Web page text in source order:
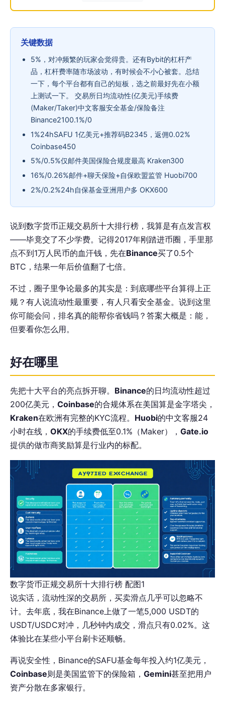
关键数据
5%，对冲频繁的玩家会觉得贵。还有Bybit的杠杆产
品，杠杆费率随市场波动，有时候会不小心被套。总结
一下，每个平台都有自己的短板，选之前最好先在小额
上测试一下。 交易所日均流动性(亿美元)手续费
(Maker/Taker)中文客服安全基金/保险备注
Binance2100.1%/0
1%24hSAFU 1亿美元+推荐码B2345，返佣0.02%
Coinbase450
5%/0.5%仅邮件美国保险合规度最高 Kraken300
16%/0.26%邮件+聊天保险+自保欧盟监管 Huobi700
2%/0.2%24h自保基金亚洲用户多 OKX600
说到数字货币正规交易所十大排行榜，我算是有点发言权
——毕竟交了不少学费。记得2017年刚踏进币圈，手里那
点不到1万人民币的血汗钱，先在Binance买了0.5个
BTC，结果一年后价值翻了七倍。
不过，圈子里争论最多的其实是：到底哪些平台算得上正
规？有人说流动性最重要，有人只看安全基金。说到这里
你可能会问，排名真的能帮你省钱吗？答案大概是：能，
但要看你怎么用。
好在哪里
先把十大平台的亮点拆开聊。 Binance的日均流动性超过
200亿美元， Coinbase的合规体系在美国算是金字塔尖，
Kraken在欧洲有完整的KYC流程。 Huobi的中文客服24
小时在线， OKX的手续费低至0.1%（Maker）， Gate.io
提供的做市商奖励算是行业内的标配。
数字货币正规交易所十大排行榜 配图1
说实话，流动性深的交易所，买卖滑点几乎可以忽略不
计。去年底，我在Binance上做了一笔5,000 USDT的
USDT/USDC对冲，几秒钟内成交，滑点只有0.02%。这
体验比在某些小平台刷卡还顺畅。
再说安全性，Binance的SAFU基金每年投入约1亿美元，
Coinbase则是美国监管下的保险箱， Gemini甚至把用户
资产分散在多家银行。